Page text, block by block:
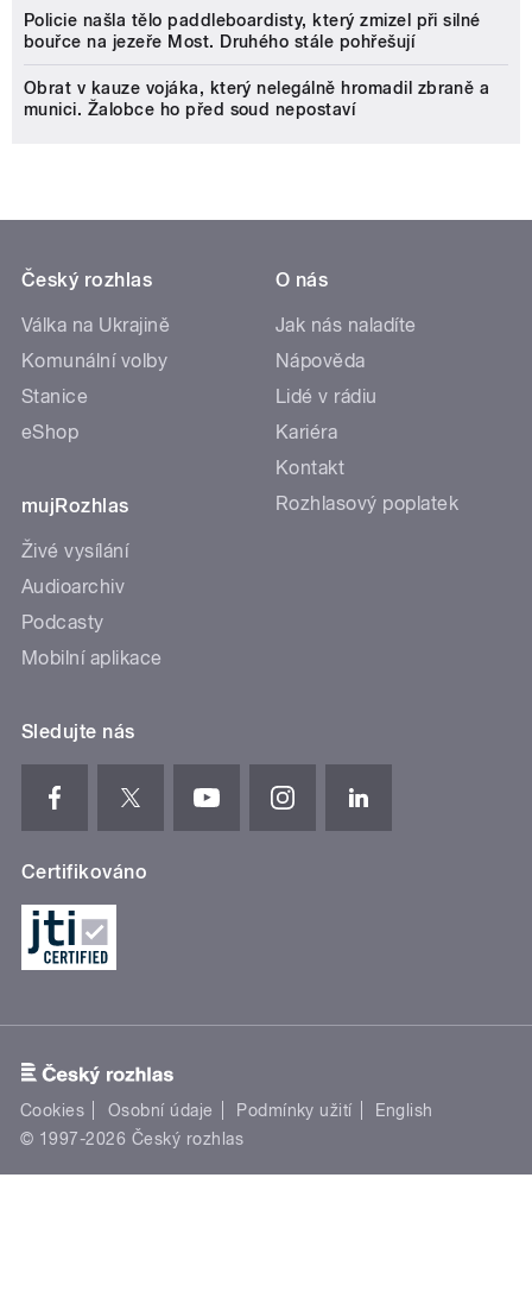
Policie našla tělo paddleboardisty, který zmizel při silné
bouřce na jezeře Most. Druhého stále pohřešují
Obrat v kauze vojáka, který nelegálně hromadil zbraně a
munici. Žalobce ho před soud nepostaví
Český rozhlas
Válka na Ukrajině
Komunální volby
Stanice
eShop
mujRozhlas
Živé vysílání
Audioarchiv
Podcasty
Mobilní aplikace
O nás
Jak nás naladíte
Nápověda
Lidé v rádiu
Kariéra
Kontakt
Rozhlasový poplatek
Sledujte nás
Certifikováno
Cookies Osobní údaje Podmínky užití
English
© 1997-2026 Český rozhlas